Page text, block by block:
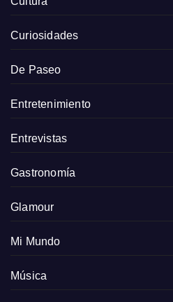
Curiosidades
De Paseo
Entretenimiento
Entrevistas
Gastronomía
Glamour
Mi Mundo
Música